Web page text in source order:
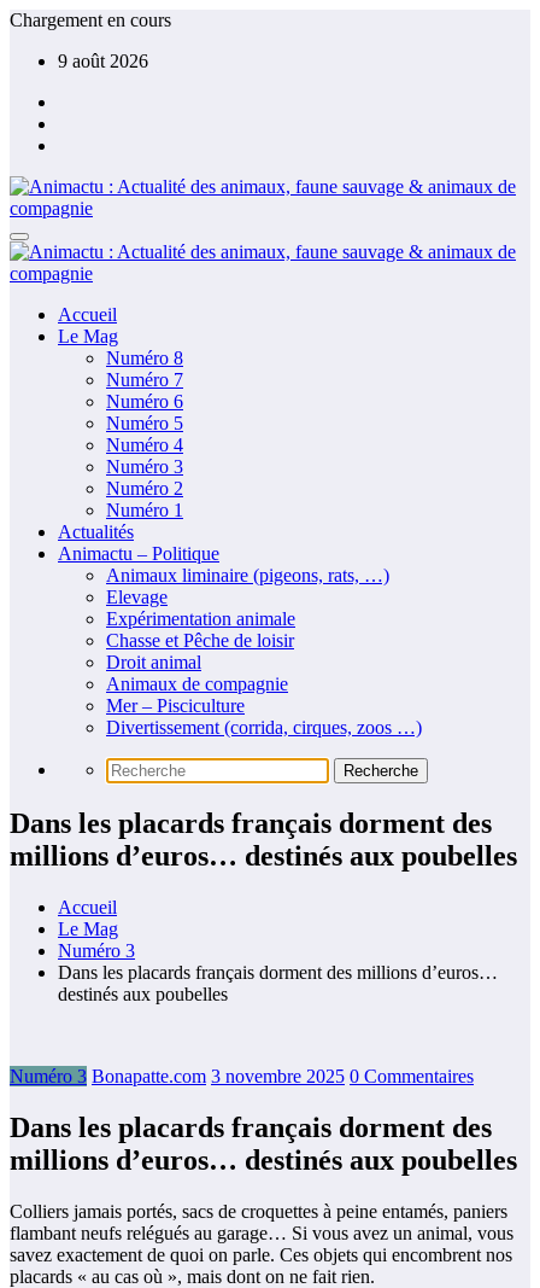
Aller
contenu
Chargement en cours
9 août 2026
Accueil
Le Mag
Numéro 8
Numéro 7
Numéro 6
Numéro 5
Numéro 4
Numéro 3
Numéro 2
Numéro 1
Actualités
Animactu – Politique
Animaux liminaire (pigeons, rats, …)
Elevage
Expérimentation animale
Chasse et Pêche de loisir
Droit animal
Animaux de compagnie
Mer – Pisciculture
Divertissement (corrida, cirques, zoos …)
Dans les placards français dorment des
millions d’euros… destinés aux poubelles
Accueil
Le Mag
Numéro 3
Dans les placards français dorment des millions d’euros…
destinés aux poubelles
Numéro 3 Bonapatte.com 3 novembre 2025 0 Commentaires
Dans les placards français dorment des
millions d’euros… destinés aux poubelles
Colliers jamais portés, sacs de croquettes à peine entamés, paniers
flambant neufs relégués au garage… Si vous avez un animal, vous
savez exactement de quoi on parle. Ces objets qui encombrent nos
placards « au cas où », mais dont on ne fait rien.